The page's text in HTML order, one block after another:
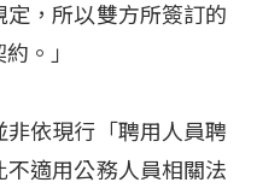
，所以雙方所簽訂的
。」​
依現行「聘用人員聘
適用公務人員相關法